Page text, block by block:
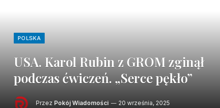
POLSKA
USA. Karol Rubin z GROM zginął
podczas ćwiczeń. „Serce pękło”
Przez Pokój Wiadomości 20 września, 2025